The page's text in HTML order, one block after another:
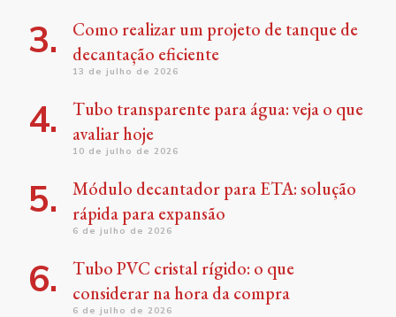
Como realizar um projeto de tanque de
decantação eficiente
13 de julho de 2026
Tubo transparente para água: veja o que
avaliar hoje
10 de julho de 2026
Módulo decantador para ETA: solução
rápida para expansão
6 de julho de 2026
Tubo PVC cristal rígido: o que
considerar na hora da compra
6 de julho de 2026